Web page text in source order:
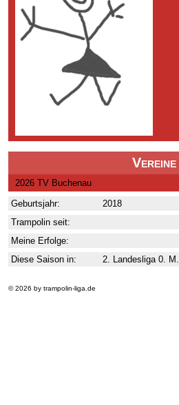
Vereine
2026 TV Buchenau
Geburtsjahr:
2018
Trampolin seit:
Meine Erfolge:
Diese Saison in:
2. Landesliga 0. M.
© 2026 by trampolin-liga.de